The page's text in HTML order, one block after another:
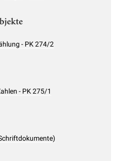
- PK 274/2
- PK 275/1